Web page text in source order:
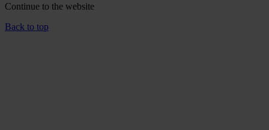
Continue to the website
Back to top